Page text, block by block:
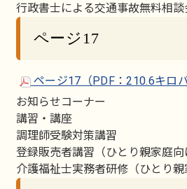
行政書士による交通事故無料相談
ページ17
ページ17（PDF：210.6キロ
お知らせコーナー
講習・講座
調理師受験対策講習
登録販売者講習（ひとり親家庭向
介護福祉士実務者研修（ひとり親